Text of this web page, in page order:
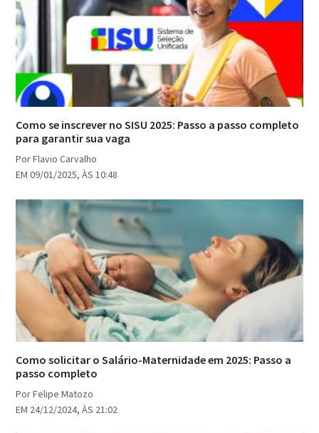
Como se inscrever no SISU 2025: Passo a passo completo
para garantir sua vaga
Por Flavio Carvalho
EM 09/01/2025, ÀS 10:48
Como solicitar o Salário-Maternidade em 2025: Passo a
passo completo
Por Felipe Matozo
EM 24/12/2024, ÀS 21:02